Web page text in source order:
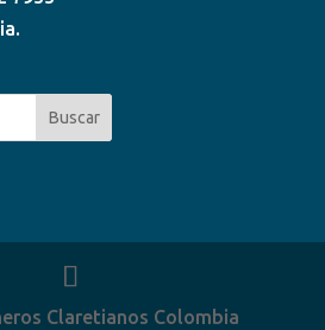
Claretianos Colombia